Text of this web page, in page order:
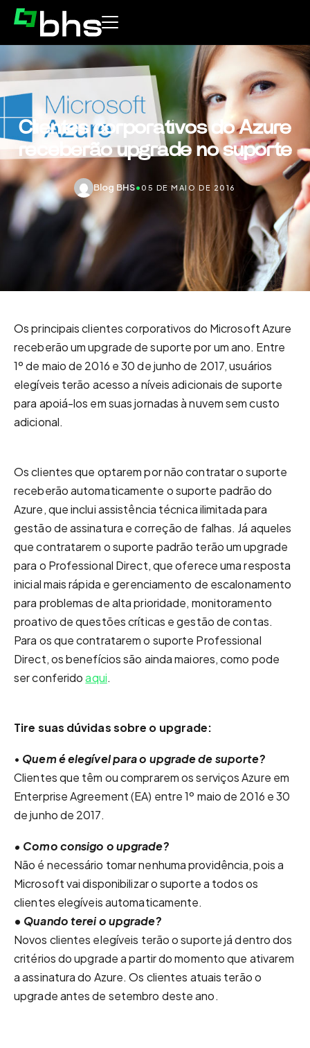
Clientes corporativos do Azure
receberão upgrade no suporte
Blog BHS• 05 DE MAIO DE 2016
Os principais clientes corporativos do Microsoft Azure
receberão um upgrade de suporte por um ano. Entre
1º de maio de 2016 e 30 de junho de 2017, usuários
elegíveis terão acesso a níveis adicionais de suporte
para apoiá-los em suas jornadas à nuvem sem custo
adicional.
Os clientes que optarem por não contratar o suporte
receberão automaticamente o suporte padrão do
Azure, que inclui assistência técnica ilimitada para
gestão de assinatura e correção de falhas. Já aqueles
que contratarem o suporte padrão terão um upgrade
para o Professional Direct, que oferece uma resposta
inicial mais rápida e gerenciamento de escalonamento
para problemas de alta prioridade, monitoramento
proativo de questões críticas e gestão de contas.
Para os que contratarem o suporte Professional
Direct, os benefícios são ainda maiores, como pode
ser conferidoaqui.
Tire suas dúvidas sobre o upgrade:
• Quem é elegível para o upgrade de suporte?
Clientes que têm ou comprarem os serviços Azure em
Enterprise Agreement (EA) entre 1º maio de 2016 e 30
de junho de 2017.
• Como consigo o upgrade?
Não é necessário tomar nenhuma providência, pois a
Microsoft vai disponibilizar o suporte a todos os
clientes elegíveis automaticamente.
• Quando terei o upgrade?
Novos clientes elegíveis terão o suporte já dentro dos
critérios do upgrade a partir do momento que ativarem
a assinatura do Azure. Os clientes atuais terão o
upgrade antes de setembro deste ano.